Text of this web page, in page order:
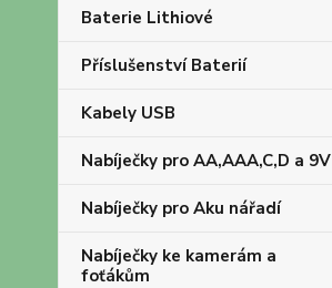
Baterie Lithiové
Příslušenství Baterií
Kabely USB
Nabíječky pro AA,AAA,C,D a 9V
Nabíječky pro Aku nářadí
Nabíječky ke kamerám a
foťákům